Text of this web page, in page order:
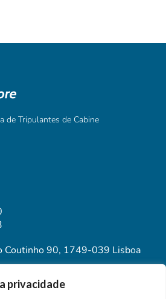
privacidade
de Tripulantes de Cabine
Coutinho 90, 1749-039 Lisboa